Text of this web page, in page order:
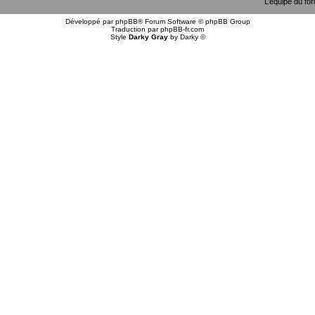
Développé parphpBB® Forum Software © phpBB Group
Traduction parphpBB-fr.com
Style Darky Grayby Darky©